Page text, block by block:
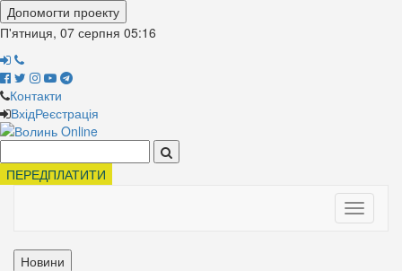
Допомогти проекту
П'ятниця, 07 серпня 05:16
Контакти
ВхідРеєстрація
ПЕРЕДПЛАТИТИ
Toggle
Новини